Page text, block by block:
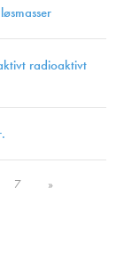
radioaktivt
7 »